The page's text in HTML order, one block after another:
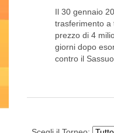
Il 30 gennaio
trasferimento a
prezzo di 4
giorni dopo
contro il